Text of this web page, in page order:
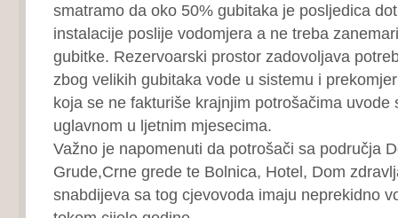
smatramo da oko 50% gubitaka je posljedica
instalacije poslije vodomjera a ne treba
gubitke. Rezervoarski prostor zadovoljava
zbog velikih gubitaka vode u sistemu i
koja se ne fakturiše krajnjim potrošačima uvode
uglavnom u ljetnim mjesecima.
Važno je napomenuti da potrošači sa područja
Grude,Crne grede te Bolnica, Hotel, Dom
snabdijeva sa tog cjevovoda imaju neprekidno